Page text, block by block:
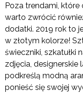
Poza trendami, które
warto zwrócić
dodatki. 2019 rok to
w złotym kolorze!
świeczniki, szkatułki
zdjęcia, designerskie
podkreślą modną
ponieść się swojej